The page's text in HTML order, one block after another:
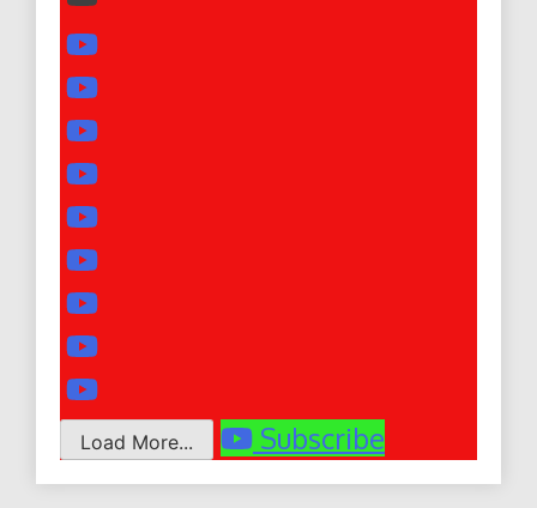
Load More... Subscribe